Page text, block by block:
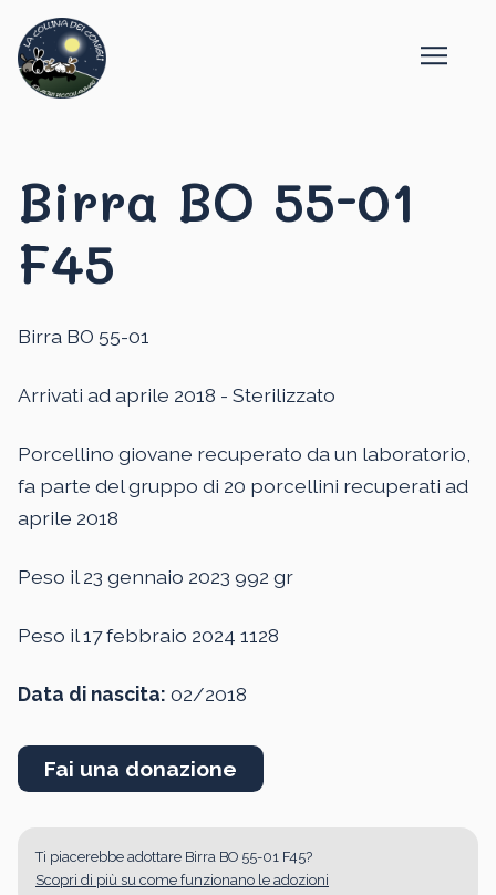
Birra BO 55-01
F45
Birra BO 55-01
Arrivati ad aprile 2018 - Sterilizzato
Porcellino giovane recuperato da un laboratorio,
fa parte del gruppo di 20 porcellini recuperati ad
aprile 2018
Peso il 23 gennaio 2023 992 gr
Peso il 17 febbraio 2024 1128
Data di nascita: 02/2018
Fai una donazione
Ti piacerebbe adottare Birra BO 55-01 F45?
Scopri di più su come funzionano le adozioni